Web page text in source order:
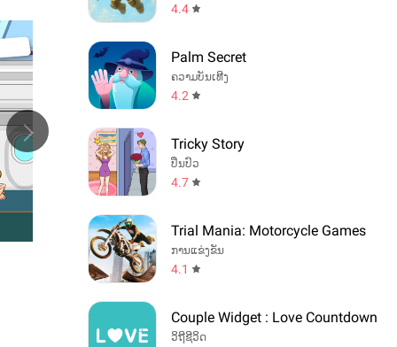
4.4
Palm Secret
ຄວາມບັນເທີງ
4.2
Tricky Story
ປິ່ນປົວ
4.7
Trial Mania: Motorcycle Games
ການແຂ່ງຂັນ
4.1
Couple Widget : Love Countdown
ວິຖີຊີວິດ